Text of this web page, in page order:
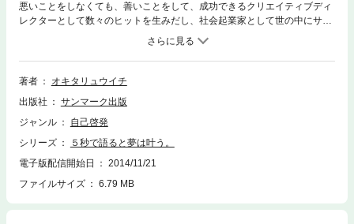
悪いことをしなくても、善いことをして、成功できるクリエイティブディ
レクターとして数々のヒットを生みだし、社会起業家として世の中にサプ
ライズな変革をもたらしつづける「ポジテロリスト」の願望実現テクニッ
ク。豊かになる、成功するというと、悪いこともしなければいけないとい
うイメージがあるかもしれません。しかし、この本でご紹介する方法は、
今までとはまったく違う、既存の価値観を破壊するものです。具体的な人
な影響を与える「ポジスキル」を用い、善いことをしながら豊かに成功す
るシクミをお伝えします。＊目次より●あなたの夢は世界平和とつながっ
と同じやり方ではうまくいかない！●「４つの階段」であっという間に変
わる●楽しんでいるうちに問題解決するシクミ●デビッド・カッパーフィー
ルドが教えてくれたこと●ポジテロリストのススメ●徳川家康も空海もポジ
テロリストだった●宇宙が人間に求めていること
著者
オキタリュウイチ
出版社
サンマーク出版
ジャンル
自己啓発
シリーズ
５秒で語ると夢は叶う。
電子版配信開始日
2014/11/21
ファイルサイズ
6.79 MB